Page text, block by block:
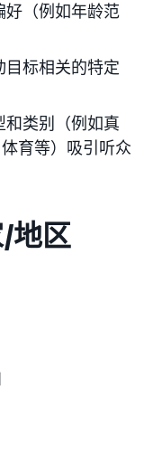
好（例如年龄范
标相关的特定
和类别（例如真
育等）吸引听众
地区